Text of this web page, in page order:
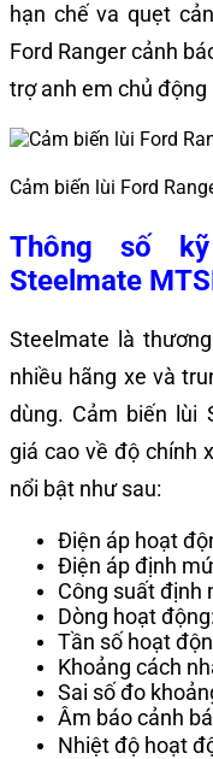
hạn chế va quẹt
Ford Ranger cảnh
trợ anh em chủ động
Cảm biến lùi Ford
Thông số
Steelmate
Steelmate là
nhiều hãng xe và
dùng. Cảm biến lùi
giá cao về độ chính
nổi bật như sau:
Điện áp hoạt
Điện áp định
Công suất định
Dòng hoạt
Tần số hoạt
Khoảng cách
Sai số đo
Âm báo cảnh
Nhiệt độ hoạt